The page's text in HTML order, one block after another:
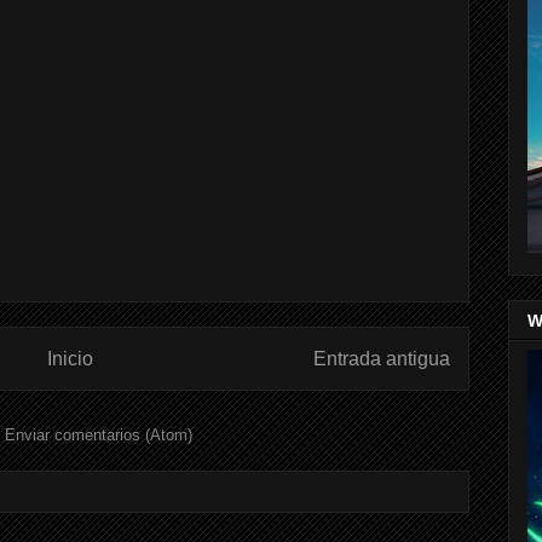
Entrada antigua
Inicio
Enviar comentarios (Atom)